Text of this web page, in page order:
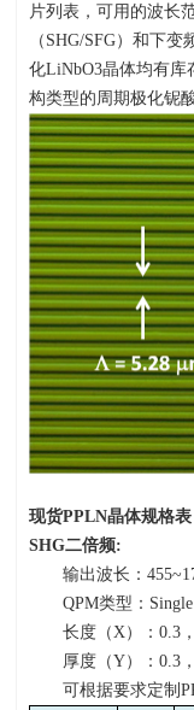
片列表，可用的波长
（ SHG/SFG）和下变
化LiNbO3晶体均有库
构类型的周期极化铌
现货PPLN晶体规格表
SHG二倍频:
输出波长：
QPM类型：
长度（X）：0.3
厚度（Y）：0.3
可根据要求定制